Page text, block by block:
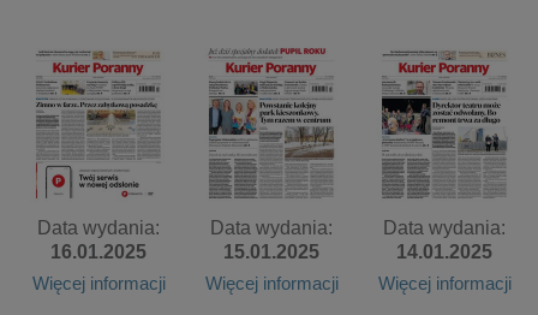
Data wydania:
16.01.2025
Więcej informacji
Data wydania:
15.01.2025
Więcej informacji
Data wydania:
14.01.2025
Więcej informacji